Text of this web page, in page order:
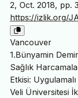
2, Oct. 2018, pp.
https://izlik.org/
Vancouver
1.Bünyamin
Sağlık
Etkisi:
Veli Üniversitesi